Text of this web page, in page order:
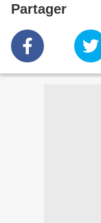
Partager